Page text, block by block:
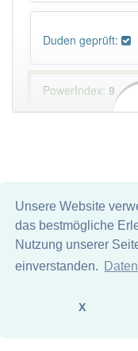
Unsere Website
das bestmögliche
Nutzung unserer
einverstanden.
X
Duden geprüft:
PowerIndex: 9
Wörter mit Endung
einem anderen
Das Wort wird
Wir übernehmen
Richtigkeit und